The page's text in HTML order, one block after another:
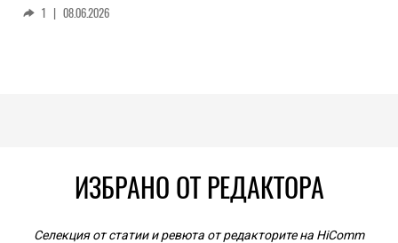
1 | 08.06.2026
ИЗБРАНО ОТ РЕДАКТОРА
Селекция от статии и ревюта от редакторите на HiComm